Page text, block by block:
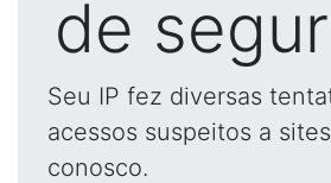
de
Seu IP fez diversas
acessos suspeitos a
conosco.